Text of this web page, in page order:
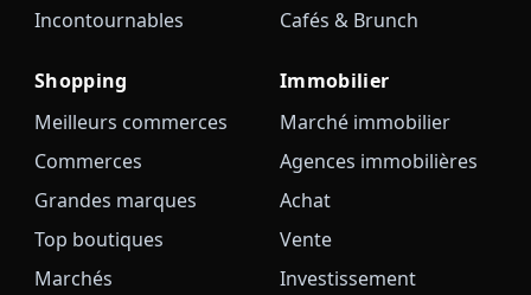
Incontournables
Cafés & Brunch
Shopping
Meilleurs commerces
Commerces
Grandes marques
Top boutiques
Marchés
Immobilier
Marché immobilier
Agences immobilières
Achat
Vente
Investissement